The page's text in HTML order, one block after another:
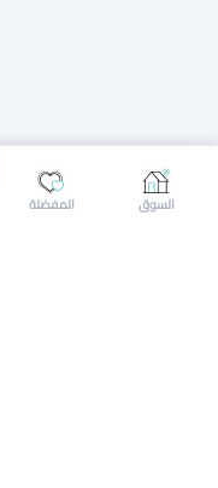
إرسال رسالة
المفضلة السوق